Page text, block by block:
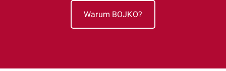
Warum BOJKO?